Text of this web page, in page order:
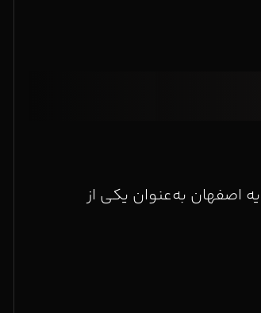
اصفهان به‌عنوان یکی از